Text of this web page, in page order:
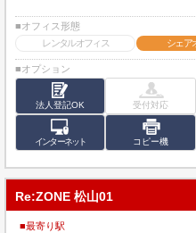
■オフィス形態
レンタルオフィス
シェア
■オプション
法人登記OK 受付対応
インターネット コピー機
Re:ZONE 松山01
■最寄り駅